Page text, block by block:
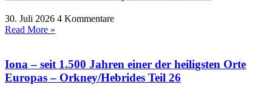
30. Juli 2026 4 Kommentare
Read More »
Iona – seit 1.500 Jahren einer der heiligsten Orte
Europas – Orkney/Hebrides Teil 26